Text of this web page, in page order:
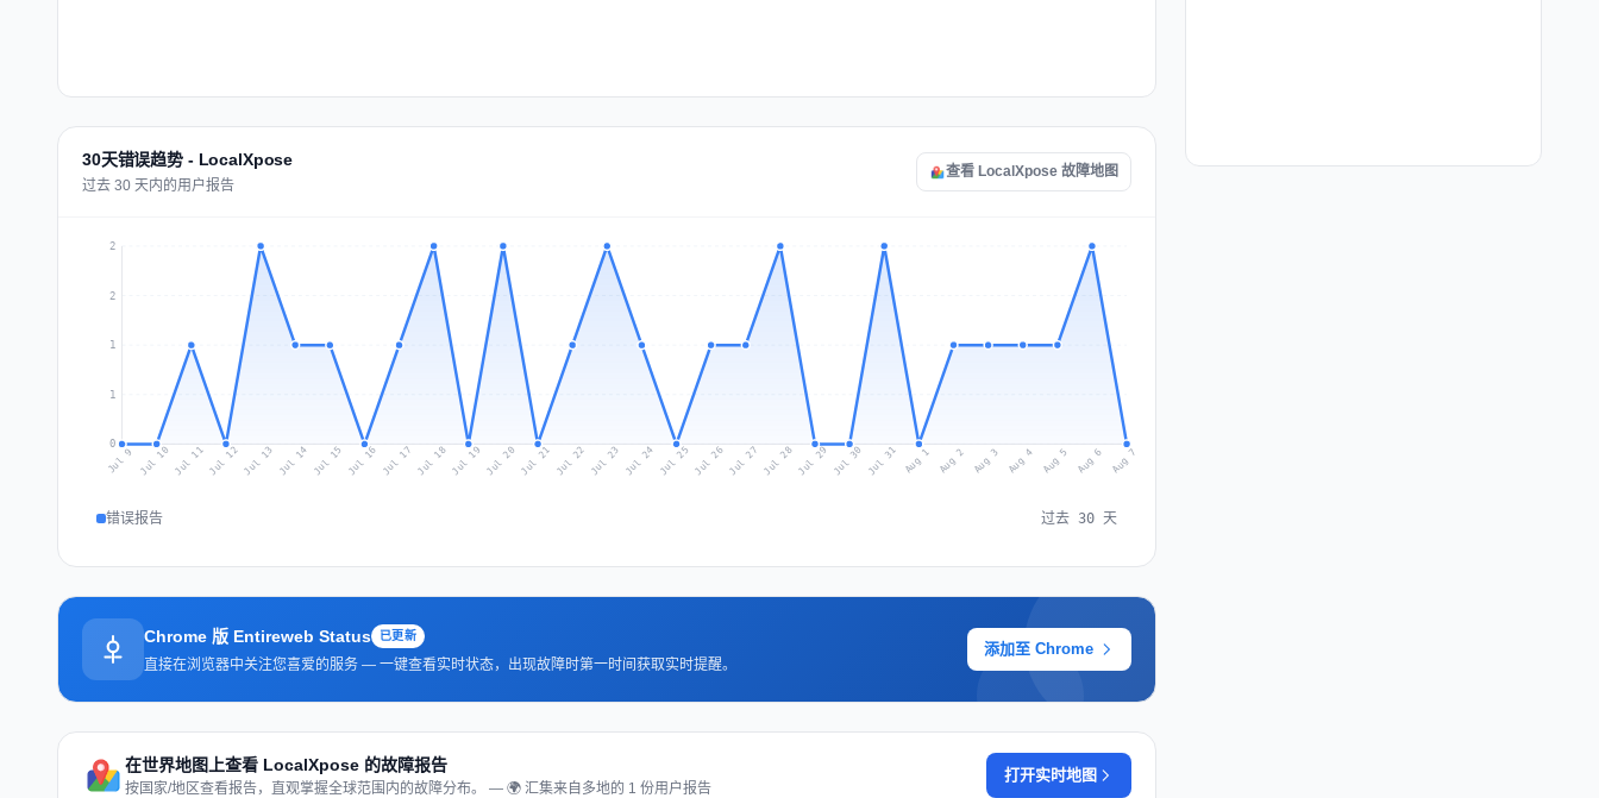
30天错误趋势 - LocalXpose
过去 30 天内的用户报告
查看 LocalXpose 故障地图
0
1
1
2
2
Jul 9 Jul 10 Jul 11Jul 12Jul 13 Jul 14 Jul 15 Jul 16 Jul 17 Jul 18Jul 19 Jul 20 Jul 21 Jul 22 Jul 23 Jul 24 Jul 25 Jul 26Jul 27 Jul 28Jul 29 Jul 30 Jul 31 Aug 1 Aug 2 Aug 3 Aug 4 Aug 5 Aug 6 Aug 7
错误报告 过去 30 天
Chrome 版 Entireweb Status 已更新
直接在浏览器中关注您喜爱的服务 — 一键查看实时状态，出现故障时第一时间获取实时提醒。
添加至 Chrome
在世界地图上查看 LocalXpose 的故障报告
按国家/地区查看报告，直观掌握全球范围内的故障分布。 — 🌍 汇集来自多地的 1 份用户报告
打开实时地图